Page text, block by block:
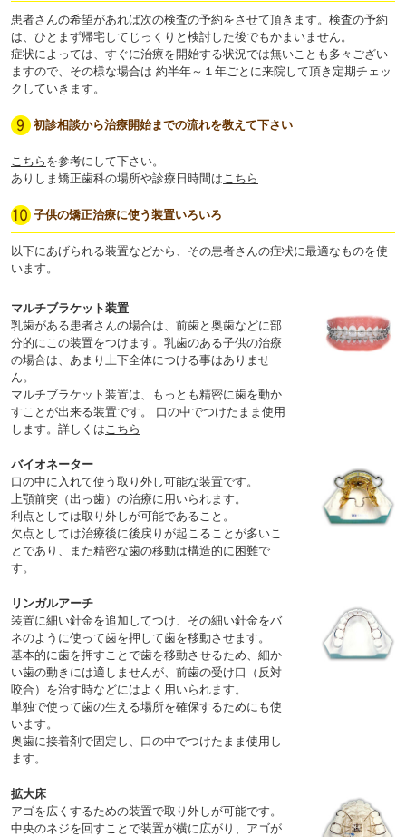
患者さんの希望があれば次の検査の予約をさせて頂きます。検査の予約
は、ひとまず帰宅してじっくりと検討した後でもかまいません。
症状によっては、すぐに治療を開始する状況では無いことも多々ござい
ますので、その様な場合は 約半年～１年ごとに来院して頂き定期チェッ
クしていきます。
初診相談から治療開始までの流れを教えて下さい
こちら を参考にして下さい。
ありしま矯正歯科の場所や診療日時間はこちら
子供の矯正治療に使う装置いろいろ
以下にあげられる装置などから、その患者さんの症状に最適なものを使
います。
マルチブラケット装置
乳歯がある患者さんの場合は、前歯と奥歯などに部
分的にこの装置をつけます。乳歯のある子供の治療
の場合は、あまり上下全体につける事はありませ
ん。
マルチブラケット装置は、もっとも精密に歯を動か
すことが出来る装置です。 口の中でつけたまま使用
します。詳しくはこちら
バイオネーター
口の中に入れて使う取り外し可能な装置です。
上顎前突（出っ歯）の治療に用いられます。
利点としては取り外しが可能であること。
欠点としては治療後に後戻りが起こることが多いこ
とであり、また精密な歯の移動は構造的に困難で
す。
リンガルアーチ
装置に細い針金を追加してつけ、その細い針金をバ
ネのように使って歯を押して歯を移動させます。
基本的に歯を押すことで歯を移動させるため、細か
い歯の動きには適しませんが、前歯の受け口（反対
咬合）を治す時などにはよく用いられます。
単独で使って歯の生える場所を確保するためにも使
います。
奥歯に接着剤で固定し、口の中でつけたまま使用し
ます。
拡大床
アゴを広くするための装置で取り外しが可能です。
中央のネジを回すことで装置が横に広がり、アゴが